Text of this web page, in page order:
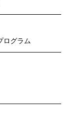
ログラム